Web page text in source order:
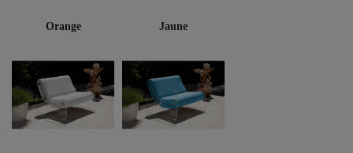
Orange Jaune